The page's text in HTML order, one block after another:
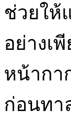
ช่วยให้
อย่างเ
หน้ากา
ก่อนทา